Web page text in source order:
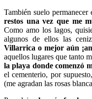
También suelo permanecer
restos una vez que me
Como amo los lagos,
algunos de ellos las
Villarrica o mejor aún
aquellos lugares que tanto
la playa donde comenzó
el cementerio, por
(me agradan las rosas